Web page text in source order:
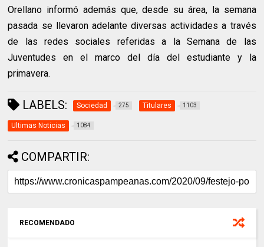
Orellano informó además que, desde su área, la semana
pasada se llevaron adelante diversas actividades a través
de las redes sociales referidas a la Semana de las
Juventudes en el marco del día del estudiante y la
primavera.
LABELS: Sociedad 275 Titulares 1103
Ultimas Noticias 1084
COMPARTIR:
RECOMENDADO